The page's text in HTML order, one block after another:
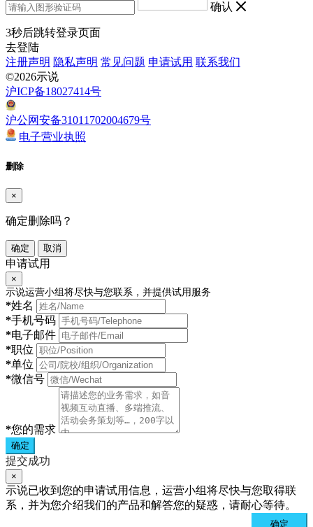
确认
3秒后跳转登录页面
去登陆
注册声明 隐私声明 常见问题 申请试用 联系我们
©2026示说
沪ICP备18027414号
沪公网安备31011702004679号
电子营业执照
删除
×
确定删除吗？
确定 取消
申请试用
×
示说运营小组将尽快与您联系，并提供试用服务
*姓名
*手机号码
*电子邮件
*职位
*单位
*微信号
*您的需求
确定
提交成功
×
示说已收到您的申请试用信息，运营小组将尽快与您取得联
系，并为您介绍我们的产品和解答您的疑惑，请耐心等待。
确定